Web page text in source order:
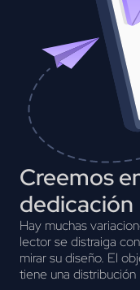
Creemos
dedicación
Hay muchas
lector se distraiga
mirar su diseño. El
tiene una